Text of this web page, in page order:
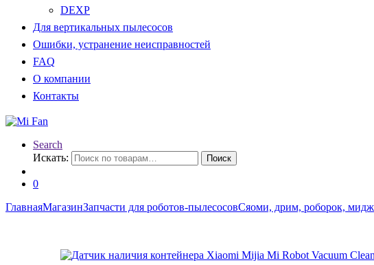
DEXP
Для вертикальных пылесосов
Ошибки, устранение неисправностей
FAQ
О компании
Контакты
Search
Искать:
Поиск
0
ГлавнаяМагазинЗапчасти для роботов-пылесосовСяоми, дрим, роборок,